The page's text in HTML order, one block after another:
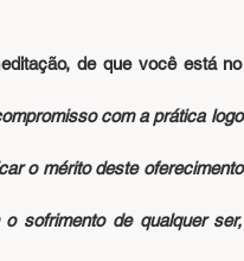
de que você está no
com a prática logo
o mérito deste oferecimento
sofrimento de qualquer ser,